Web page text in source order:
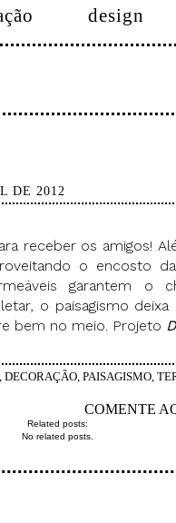
design
DE 2012
receber os amigos!
o encosto
garantem o
o paisagismo
bem no meio. Projeto
, DECORAÇÃO, PAISAGISMO,
COMENTE
Related posts:
No related posts.